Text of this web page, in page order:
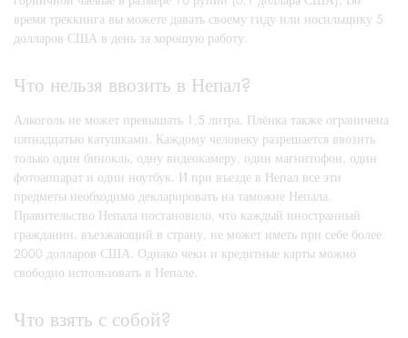
время треккинга вы можете давать своему гиду или носильщику 5
долларов США в день за хорошую работу.
Что нельзя ввозить в Непал?
Алкоголь не может превышать 1,5 литра. Плёнка также ограничена
пятнадцатью катушками. Каждому человеку разрешается ввозить
только один бинокль, одну видеокамеру, один магнитофон, один
фотоаппарат и один ноутбук. И при въезде в Непал все эти
предметы необходимо декларировать на таможне Непала.
Правительство Непала постановило, что каждый иностранный
гражданин, въезжающий в страну, не может иметь при себе более
2000 долларов США. Однако чеки и кредитные карты можно
свободно использовать в Непале.
Что взять с собой?